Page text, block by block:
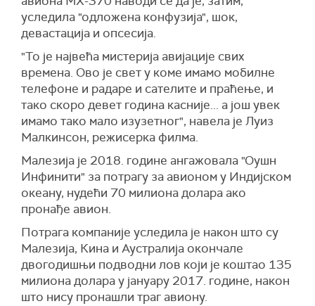
уследила "одложена конфузија", шок,
девастација и опсесија.
"То је највећа мистерија авијације свих
времена. Ово је свет у коме имамо мобилне
телефоне и радаре и сателите и праћење, и
тако скоро девет година касније... а још увек
имамо тако мало изузетног", навела је Луиз
Малкинсон, режисерка филма.
Малезија је 2018. године ангажовала "Оушн
Инфинити" за потрагу за авионом у Индијском
океану, нудећи 70 милиона долара ако
пронађе авион.
Потрага компаније уследила је након што су
Малезија, Кина и Аустралија окончале
двогодишњи подводни лов који је коштао 135
милиона долара у јануару 2017. године, након
што нису пронашли траг авиону.